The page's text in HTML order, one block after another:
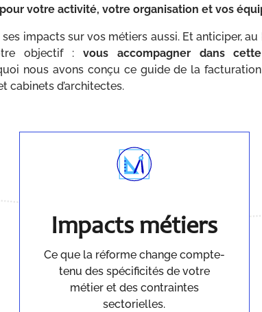
votre activité, votre organisation et vos
impacts sur vos métiers aussi. Et anticiper,
objectif : vous accompagner dans
nous avons conçu ce guide de la
cabinets d’architectes.
Impacts métiers
Ce que la réforme change compte-
tenu des spécificités de votre
métier et des contraintes
sectorielles.